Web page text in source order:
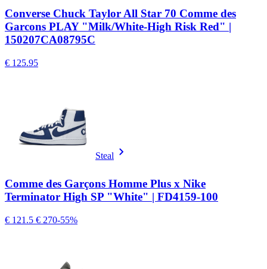
Converse Chuck Taylor All Star 70 Comme des
Garcons PLAY "Milk/White-High Risk Red" |
150207CA08795C
€ 125.95
Steal
Comme des Garçons Homme Plus x Nike
Terminator High SP "White" | FD4159-100
€ 121.5 € 270-55%